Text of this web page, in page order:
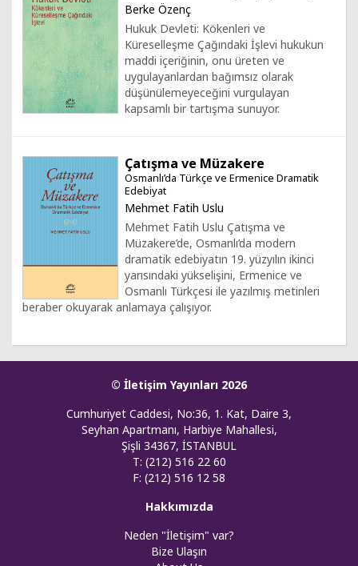
Berke Özenç
Hukuk Devleti: Kökenleri ve
Küreselleşme Çağındaki İşlevi hukukun
maddi içeriğinin, onu üreten ve
uygulayanlardan bağımsız olarak
düşünülemeyeceğini vurgulayan
kapsamlı bir tartışma sunuyor.
Çatışma ve Müzakere
Osmanlı’da Türkçe ve Ermenice Dramatik
Edebiyat
Mehmet Fatih Uslu
Mehmet Fatih Uslu Çatışma ve
Müzakere’de, Osmanlı’da modern
dramatik edebiyatın 19. yüzyılın ikinci
yarısındaki yükselişini, Ermenice ve
Osmanlı Türkçesi ile yazılmış metinleri
beraber okuyarak anlamaya çalışıyor.
© İletişim Yayınları 2026
Cumhuriyet Caddesi, No:36, 1. Kat, Daire 3,
Seyhan Apartmanı, Harbiye Mahallesi,
Şişli 34367, İSTANBUL
T: (212) 516 22 60
F: (212) 516 12 58
Hakkımızda
Neden "İletişim" var?
Bize Ulaşın